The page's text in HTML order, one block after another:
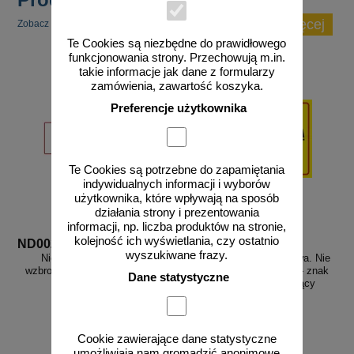
Te Cookies są niezbędne do prawidłowego
funkcjonowania strony. Przechowują m.in.
takie informacje jak dane z formularzy
zamówienia, zawartość koszyka.
Preferencje użytkownika
Te Cookies są potrzebne do zapamiętania
indywidualnych informacji i wyborów
użytkownika, które wpływają na sposób
działania strony i prezentowania
informacji, np. liczba produktów na stronie,
kolejność ich wyświetlania, czy ostatnio
wyszukiwane frazy.
Dane statystyczne
Cookie zawierające dane statystyczne
Zobacz inne popularne produkty w tej kategorii. zobacz więcej
ND002
Nieupoważnionym wstęp
wzbroniony - znak zakazujący -
ND016_Z
Uwaga! Awaria lub naprawa. Nie
uruchamiać, nie włączać - znak
ostrzegający, informujący